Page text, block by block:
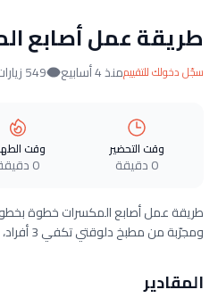
طريقة عمل أصابع
سجّل دخولك للتقييممنذ 4 أسابيع 549 زيارات
وقت التحضير
0 دقيقة
وقت
0 دقيقة
ومجرّبة من مطبخ دلوقتي تكفي 3 أفراد، بمقادير دقيقة وخطوات واضحة.
المقادير